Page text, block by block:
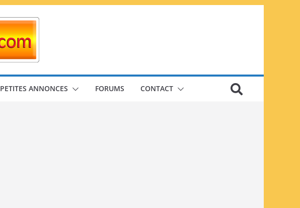
PETITES ANNONCES FORUMS CONTACT